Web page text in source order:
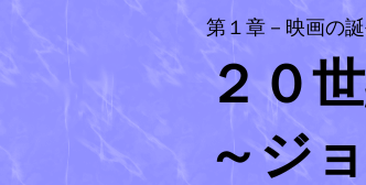
第１章－映画の誕
２０
～ジ